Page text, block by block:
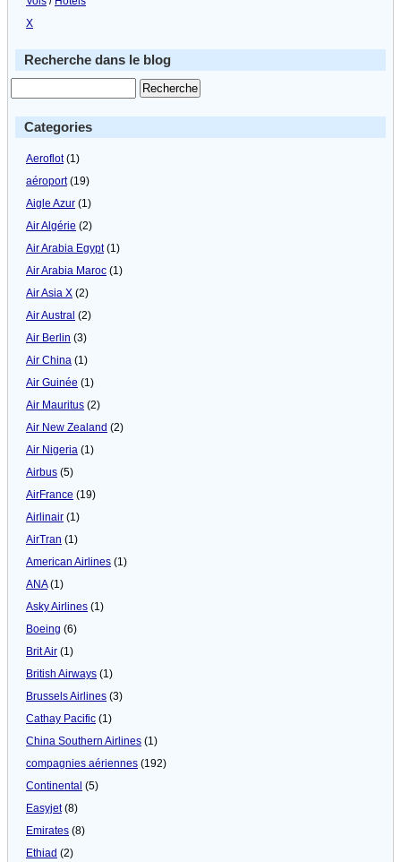
X
Recherche dans le blog
Categories
Aeroflot(1)
aéroport(19)
Aigle Azur (1)
Air Algérie (2)
Air Arabia Egypt(1)
Air Arabia Maroc (1)
Air Asia X (2)
Air Austral (2)
Air Berlin (3)
Air China (1)
Air Guinée (1)
Air Mauritus (2)
Air New Zealand (2)
Air Nigeria (1)
Airbus (5)
AirFrance (19)
Airlinair (1)
AirTran (1)
American Airlines (1)
ANA(1)
Asky Airlines (1)
Boeing (6)
Brit Air (1)
British Airways (1)
Brussels Airlines (3)
Cathay Pacific (1)
China Southern Airlines (1)
compagnies aériennes (192)
Continental (5)
Easyjet(8)
Emirates (8)
Ethiad (2)